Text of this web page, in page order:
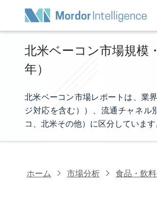
北米ベーコン市場規模
年）
北米ベーコン市場レポートは、業
ジ対応を含む））、流通チャネ
コ、北米その他）に区分していま
ホーム 市場分析 食品・飲